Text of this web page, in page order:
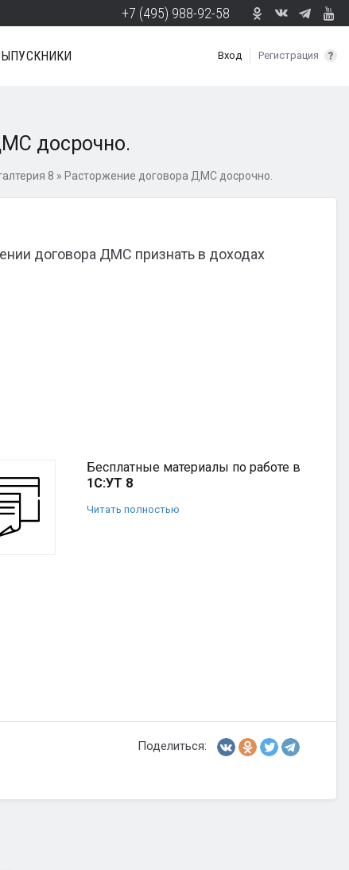
+7 (495) 988-92-58
Вход Регистрация
досрочно.
8 » Расторжение договора ДМС досрочно.
договора ДМС признать в доходах
Бесплатные материалы по работе в
1С:УТ 8
Читать полностью
Поделиться: